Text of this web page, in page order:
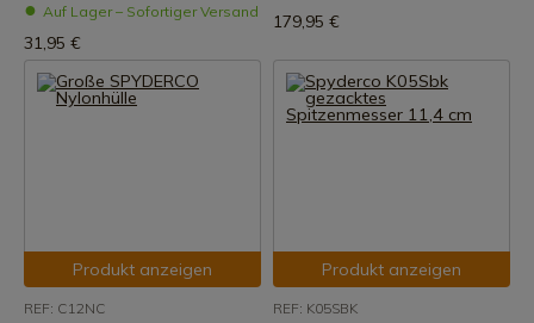
Auf Lager – Sofortiger Versand
31,95 €
179,95 €
Produkt anzeigen
REF: C12NC
Produkt anzeigen
REF: K05SBK